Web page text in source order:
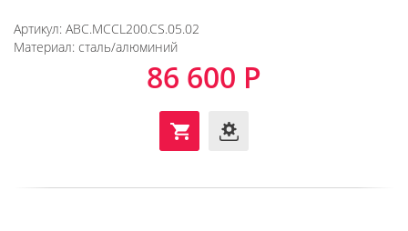
Артикул: ABC.MCCL200.CS.05.02
Материал: сталь/алюминий
86 600 Р